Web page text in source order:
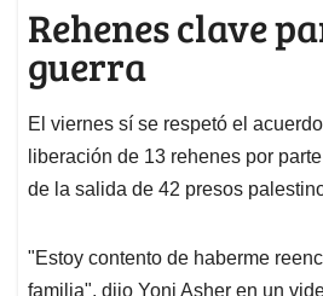
Rehenes clave
guerra
El viernes sí se respetó el
liberación de 13 rehenes por
de la salida de 42 presos
"Estoy contento de haberme
familia", dijo Yoni Asher en un